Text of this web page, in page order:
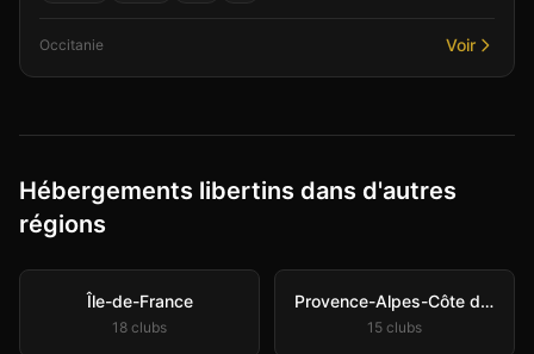
Occitanie Voir
Hébergements libertins dans d'autres
régions
Île-de-France
18 clubs
Provence-Alpes-Côte d'Azur
15 clubs